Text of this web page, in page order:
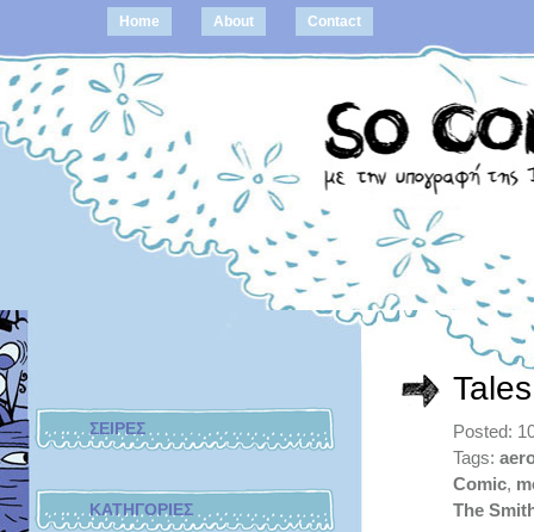
Home About Contact
ΣΕΙΡΕΣ
ΚΑΤΗΓΟΡΙΕΣ
Posted:
Tags:
Comic,
The